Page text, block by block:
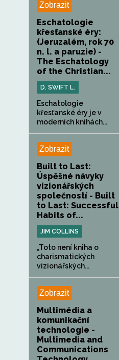
Zobrazit
Eschatologie
křesťanské éry:
(Jeruzalém, rok 70
n. l. a paruzie) -
The Eschatology
of the Christian...
D. SWIFT L.
Eschatologie
křesťanské éry je v
moderních knihách...
Zobrazit
Built to Last:
Úspěšné návyky
vizionářských
společností - Built
to Last: Successful
Habits of...
JIM COLLINS
„Toto není kniha o
charismatických
vizionářských...
Zobrazit
Multimédia a
komunikační
technologie -
Multimedia and
Communications